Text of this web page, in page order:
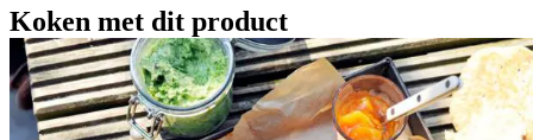
Koken met dit product